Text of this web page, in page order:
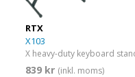
RTX
X103
X heavy-duty keyboard
839 kr (inkl. moms)